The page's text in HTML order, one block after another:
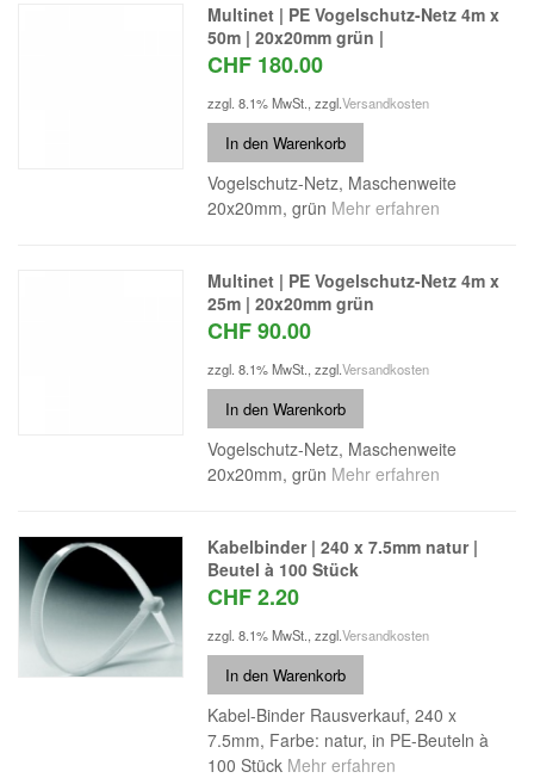
Multinet | PE Vogelschutz-Netz 4m x
50m | 20x20mm grün |
CHF 180.00
zzgl. 8.1% MwSt.,zzgl.Versandkosten
In den Warenkorb
Vogelschutz-Netz, Maschenweite
20x20mm, grün Mehr erfahren
Multinet | PE Vogelschutz-Netz 4m x
25m | 20x20mm grün
CHF 90.00
zzgl. 8.1% MwSt.,zzgl.Versandkosten
In den Warenkorb
Vogelschutz-Netz, Maschenweite
20x20mm, grün Mehr erfahren
Kabelbinder | 240 x 7.5mm natur |
Beutel à 100 Stück
CHF 2.20
zzgl. 8.1% MwSt.,zzgl.Versandkosten
In den Warenkorb
Kabel-Binder Rausverkauf, 240 x
7.5mm, Farbe: natur, in PE-Beuteln à
100 Stück Mehr erfahren